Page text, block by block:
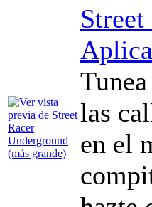
las
en el